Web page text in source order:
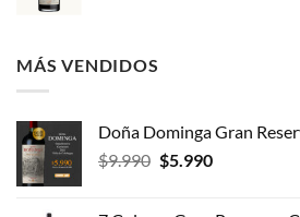
MÁS VENDIDOS
Doña Dominga Gran
$9.990 El
$5.990El